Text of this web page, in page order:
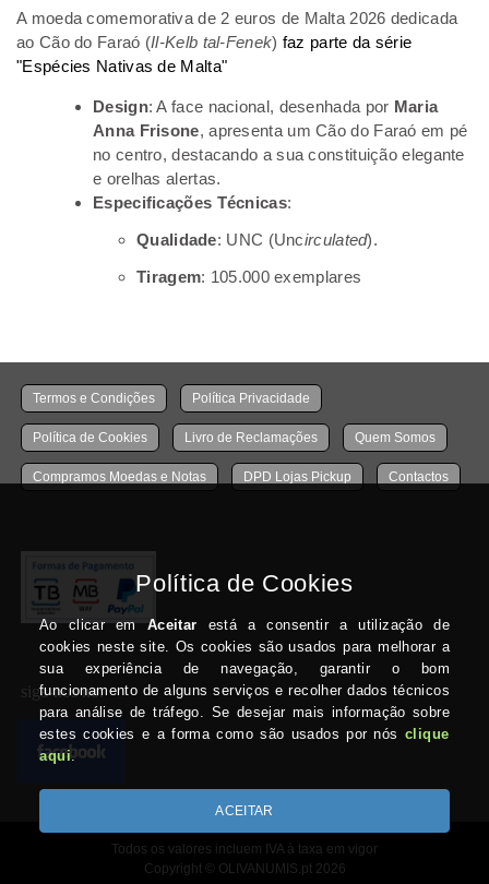
A moeda comemorativa de 2 euros de Malta 2026 dedicada
ao Cão do Faraó (Il-Kelb tal-Fenek) faz parte da série
"Espécies Nativas de Malta"
Design: A face nacional, desenhada por Maria
Anna Frisone, apresenta um Cão do Faraó em pé
no centro, destacando a sua constituição elegante
e orelhas alertas.
Especificações Técnicas:
Qualidade: UNC (Uncirculated).
Tiragem: 105.000 exemplares
Termos e Condições Política Privacidade
Política de Cookies Livro de Reclamações Quem Somos
Compramos Moedas e Notas DPD Lojas Pickup Contactos
siga-nos no:
Todos os valores incluem IVA à taxa em vigor
Copyright © OLIVANUMIS.pt 2026